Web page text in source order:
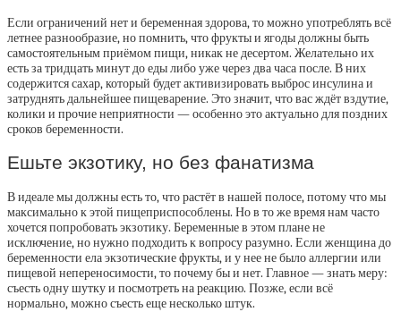
Если ограничений нет и беременная здорова, то можно употреблять всё
летнее разнообразие, но помнить, что фрукты и ягоды должны быть
самостоятельным приёмом пищи, никак не десертом. Желательно их
есть за тридцать минут до еды либо уже через два часа после. В них
содержится сахар, который будет активизировать выброс инсулина и
затруднять дальнейшее пищеварение. Это значит, что вас ждёт вздутие,
колики и прочие неприятности — особенно это актуально для поздних
сроков беременности.
Ешьте экзотику, но без фанатизма
В идеале мы должны есть то, что растёт в нашей полосе, потому что мы
максимально к этой пищеприспособлены. Но в то же время нам часто
хочется попробовать экзотику. Беременные в этом плане не
исключение, но нужно подходить к вопросу разумно. Если женщина до
беременности ела экзотические фрукты, и у нее не было аллергии или
пищевой непереносимости, то почему бы и нет. Главное — знать меру:
съесть одну шутку и посмотреть на реакцию. Позже, если всё
нормально, можно съесть еще несколько штук.